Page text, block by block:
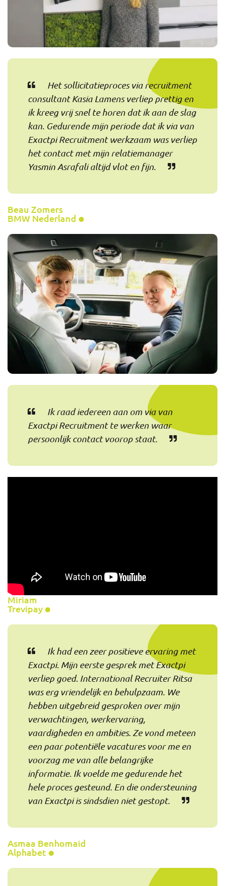
Het sollicitatieproces via recruitment
consultant Kasia Lamens verliep prettig en
ik kreeg vrij snel te horen dat ik aan de slag
kan. Gedurende mijn periode dat ik via van
Exactpi Recruitment werkzaam was verliep
het contact met mijn relatiemanager
Yasmin Asrafali altijd vlot en fijn.
Beau Zomers
BMW Nederland
Ik raad iedereen aan om via van
Exactpi Recruitment te werken waar
persoonlijk contact voorop staat.
Miriam
Trevipay
Ik had een zeer positieve ervaring met
Exactpi. Mijn eerste gesprek met Exactpi
verliep goed. International Recruiter Ritsa
was erg vriendelijk en behulpzaam. We
hebben uitgebreid gesproken over mijn
verwachtingen, werkervaring,
vaardigheden en ambities. Ze vond meteen
een paar potentiële vacatures voor me en
voorzag me van alle belangrijke
informatie. Ik voelde me gedurende het
hele proces gesteund. En die ondersteuning
van Exactpi is sindsdien niet gestopt.
Asmaa Benhomaid
Alphabet